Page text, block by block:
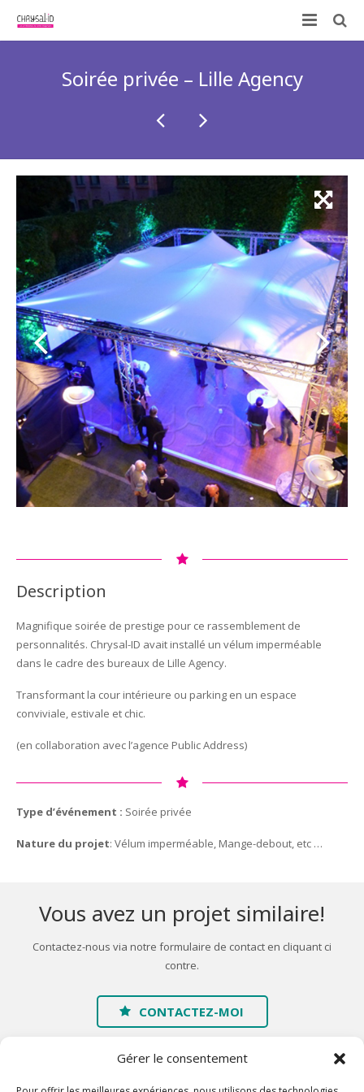
Gérer le consentement
Contactez-nous !
Soirée privée – Lille Agency
Description
Magnifique soirée de prestige pour ce rassemblement de
personnalités. Chrysal-ID avait installé un vélum imperméable
dans le cadre des bureaux de Lille Agency.
Transformant la cour intérieure ou parking en un espace
conviviale, estivale et chic.
(en collaboration avec l’agence Public Address)
Type d’événement : Soirée privée
Nature du projet: Vélum imperméable, Mange-debout, etc …
Vous avez un projet similaire!
Contactez-nous via notre formulaire de contact en cliquant ci
contre.
CONTACTEZ-MOI